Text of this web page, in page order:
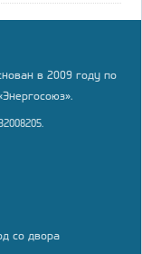
в 2009 году по
со двора